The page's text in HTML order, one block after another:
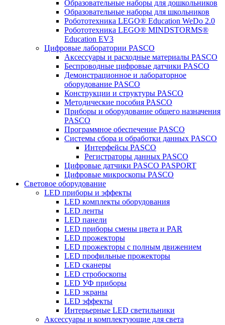
Образовательные наборы для дошкольников
Образовательные наборы для школьников
Робототехника LEGO® Education WeDo 2.0
Робототехника LEGO® MINDSTORMS®
Education EV3
Цифровые лаборатории PASCO
Аксессуары и расходные материалы PASCO
Беспроводные цифровые датчики PASCO
Демонстрационное и лабораторное
оборудование PASCO
Конструкции и структуры PASCO
Методические пособия PASCO
Приборы и оборудование общего назначения
PASCO
Программное обеспечение PASCO
Системы сбора и обработки данных PASCO
Интерфейсы PASCO
Регистраторы данных PASCO
Цифровые датчики PASCO PASPORT
Цифровые микроскопы PASCO
Световое оборудование
LED приборы и эффекты
LED комплекты оборудования
LED ленты
LED панели
LED приборы смены цвета и PAR
LED прожекторы
LED прожекторы с полным движением
LED профильные прожекторы
LED сканеры
LED стробоскопы
LED УФ приборы
LED экраны
LED эффекты
Интерьерные LED светильники
Аксессуары и комплектующие для света